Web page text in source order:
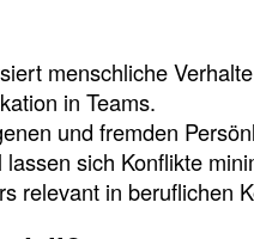
menschliche
in Teams.
und fremden
sich Konflikte
relevant in beruflichen